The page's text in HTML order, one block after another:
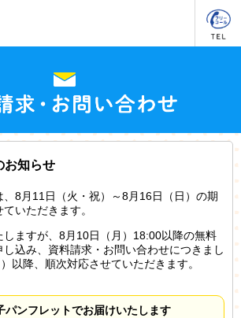
お知らせ
、8月11日（火・祝）～8月16日（日）の期
いただきます。
しますが、8月10日（月）18:00以降の無料
込み、資料請求・お問い合わせにつきまし
以降、順次対応させていただきます。
パンフレットでお届けいたします